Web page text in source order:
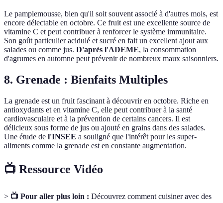
Le pamplemousse, bien qu'il soit souvent associé à d'autres mois, est
encore délectable en octobre. Ce fruit est une excellente source de
vitamine C et peut contribuer à renforcer le système immunitaire.
Son goût particulier acidulé et sucré en fait un excellent ajout aux
salades ou comme jus. D'après l'ADEME, la consommation
d'agrumes en automne peut prévenir de nombreux maux saisonniers.
8. Grenade : Bienfaits Multiples
La grenade est un fruit fascinant à découvrir en octobre. Riche en
antioxydants et en vitamine C, elle peut contribuer à la santé
cardiovasculaire et à la prévention de certains cancers. Il est
délicieux sous forme de jus ou ajouté en grains dans des salades.
Une étude de l'INSEE a souligné que l'intérêt pour les super-
aliments comme la grenade est en constante augmentation.
📺 Ressource Vidéo
> 📺 Pour aller plus loin : Découvrez comment cuisiner avec des